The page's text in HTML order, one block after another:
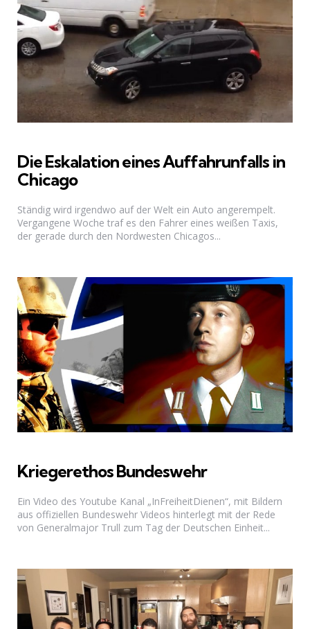
Die Eskalation eines Auffahrunfalls in
Chicago
Ständig wird irgendwo auf der Welt ein Auto angerempelt.
Vergangene Woche traf es den Fahrer eines weißen Taxis,
der gerade durch den Nordwesten Chicagos...
Kriegerethos Bundeswehr
Ein Video des Youtube Kanal „InFreiheitDienen“, mit Bildern
aus offiziellen Bundeswehr Videos hinterlegt mit der Rede
von Generalmajor Trull zum Tag der Deutschen Einheit...